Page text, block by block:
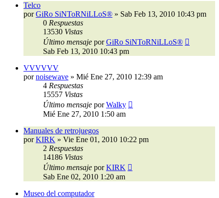
Telco
porGiRo SiNToRNiLLoS® » Sab Feb 13, 2010 10:43 pm
0 Respuestas
13530 Vistas
Último mensaje porGiRo SiNToRNiLLoS®
Sab Feb 13, 2010 10:43 pm
VVVVVV
pornoisewave » Mié Ene 27, 2010 12:39 am
4 Respuestas
15557 Vistas
Último mensaje porWalky
Mié Ene 27, 2010 1:50 am
Manuales de retrojuegos
porKIRK » Vie Ene 01, 2010 10:22 pm
2 Respuestas
14186 Vistas
Último mensaje porKIRK
Sab Ene 02, 2010 1:20 am
Museo del computador